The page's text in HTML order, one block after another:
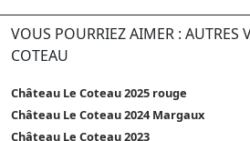
VOUS POURRIEZ AIMER : AUTRES
COTEAU
Château Le Coteau 2025 rouge
Château Le Coteau 2024 Margaux
Château Le Coteau 2023